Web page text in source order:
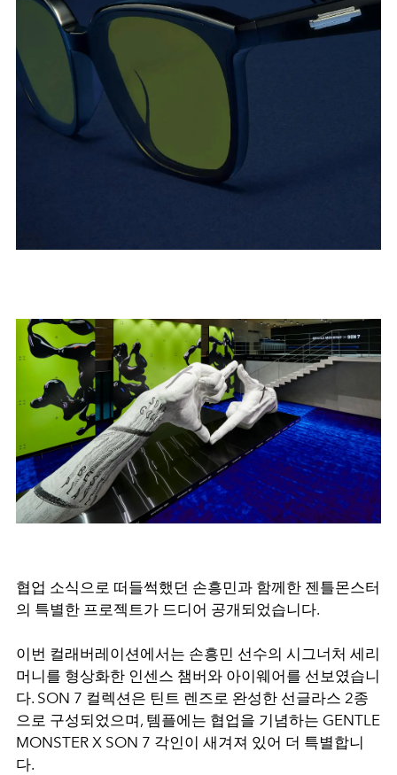
협업 소식으로 떠들썩했던 손흥민과 함께한 젠틀몬스터
의 특별한 프로젝트가 드디어 공개되었습니다.
이번 컬래버레이션에서는 손흥민 선수의 시그너처 세리
머니를 형상화한 인센스 챔버와 아이웨어를 선보였습니
다. SON 7 컬렉션은 틴트 렌즈로 완성한 선글라스 2종
으로 구성되었으며, 템플에는 협업을 기념하는 GENTLE
MONSTER X SON 7 각인이 새겨져 있어 더 특별합니
다.